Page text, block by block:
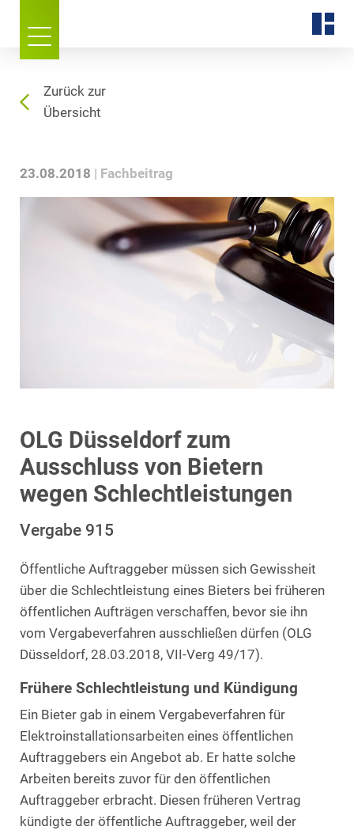
Zurück zur
Übersicht
23.08.2018 Fachbeitrag
OLG Düsseldorf zum
Ausschluss von Bietern
wegen Schlechtleistungen
Vergabe 915
Öffentliche Auftraggeber müssen sich Gewissheit
über die Schlechtleistung eines Bieters bei früheren
öffentlichen Aufträgen verschaffen, bevor sie ihn
vom Vergabeverfahren ausschließen dürfen (OLG
Düsseldorf, 28.03.2018, VII-Verg 49/17).
Frühere Schlechtleistung und Kündigung
Ein Bieter gab in einem Vergabeverfahren für
Elektroinstallationsarbeiten eines öffentlichen
Auftraggebers ein Angebot ab. Er hatte solche
Arbeiten bereits zuvor für den öffentlichen
Auftraggeber erbracht. Diesen früheren Vertrag
kündigte der öffentliche Auftraggeber, weil der